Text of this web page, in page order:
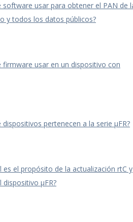
software usar para obtener el PAN de
y todos los datos públicos?
firmware usar en un dispositivo con
dispositivos pertenecen a la serie μFR?
es el propósito de la actualización rtC y
dispositivo μFR?